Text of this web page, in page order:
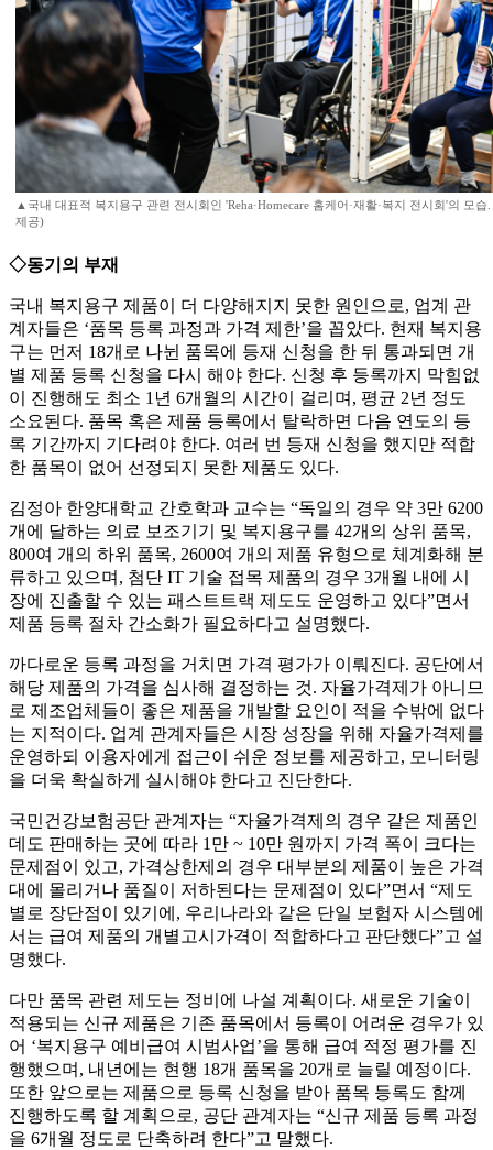
▲국내 대표적 복지용구 관련 전시회인 'Reha·Homecare 홈케어·재활·복지 전시회'의 모
제공)
◇동기의 부재
국내 복지용구 제품이 더 다양해지지 못한 원인으로, 업계 관
계자들은 ‘품목 등록 과정과 가격 제한’을 꼽았다. 현재 복지용
구는 먼저 18개로 나뉜 품목에 등재 신청을 한 뒤 통과되면 개
별 제품 등록 신청을 다시 해야 한다. 신청 후 등록까지 막힘없
이 진행해도 최소 1년 6개월의 시간이 걸리며, 평균 2년 정도
소요된다. 품목 혹은 제품 등록에서 탈락하면 다음 연도의 등
록 기간까지 기다려야 한다. 여러 번 등재 신청을 했지만 적합
한 품목이 없어 선정되지 못한 제품도 있다.
김정아 한양대학교 간호학과 교수는 “독일의 경우 약 3만 6200
개에 달하는 의료 보조기기 및 복지용구를 42개의 상위 품목,
800여 개의 하위 품목, 2600여 개의 제품 유형으로 체계화해 분
류하고 있으며, 첨단 IT 기술 접목 제품의 경우 3개월 내에 시
장에 진출할 수 있는 패스트트랙 제도도 운영하고 있다”면서
제품 등록 절차 간소화가 필요하다고 설명했다.
까다로운 등록 과정을 거치면 가격 평가가 이뤄진다. 공단에서
해당 제품의 가격을 심사해 결정하는 것. 자율가격제가 아니므
로 제조업체들이 좋은 제품을 개발할 요인이 적을 수밖에 없다
는 지적이다. 업계 관계자들은 시장 성장을 위해 자율가격제를
운영하되 이용자에게 접근이 쉬운 정보를 제공하고, 모니터링
을 더욱 확실하게 실시해야 한다고 진단한다.
국민건강보험공단 관계자는 “자율가격제의 경우 같은 제품인
데도 판매하는 곳에 따라 1만 ~ 10만 원까지 가격 폭이 크다는
문제점이 있고, 가격상한제의 경우 대부분의 제품이 높은 가격
대에 몰리거나 품질이 저하된다는 문제점이 있다”면서 “제도
별로 장단점이 있기에, 우리나라와 같은 단일 보험자 시스템에
서는 급여 제품의 개별고시가격이 적합하다고 판단했다”고 설
명했다.
다만 품목 관련 제도는 정비에 나설 계획이다. 새로운 기술이
적용되는 신규 제품은 기존 품목에서 등록이 어려운 경우가 있
어 ‘복지용구 예비급여 시범사업’을 통해 급여 적정 평가를 진
행했으며, 내년에는 현행 18개 품목을 20개로 늘릴 예정이다.
또한 앞으로는 제품으로 등록 신청을 받아 품목 등록도 함께
진행하도록 할 계획으로, 공단 관계자는 “신규 제품 등록 과정
을 6개월 정도로 단축하려 한다”고 말했다.